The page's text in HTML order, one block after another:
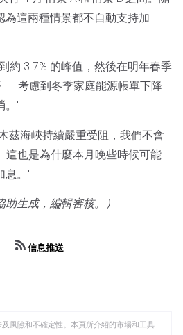
為這兩種情景都不自動支持加
約 3.7% 的峰值，然後在明年春季
考慮到冬季家庭能源帳單下降
。"
茲海峽持續嚴重受阻，我們不會
這也是為什麼本月晚些時候可能
息。"
助生成，編輯審核。）
信息推送
風險和不確定性。本頁所介紹的市場和工具